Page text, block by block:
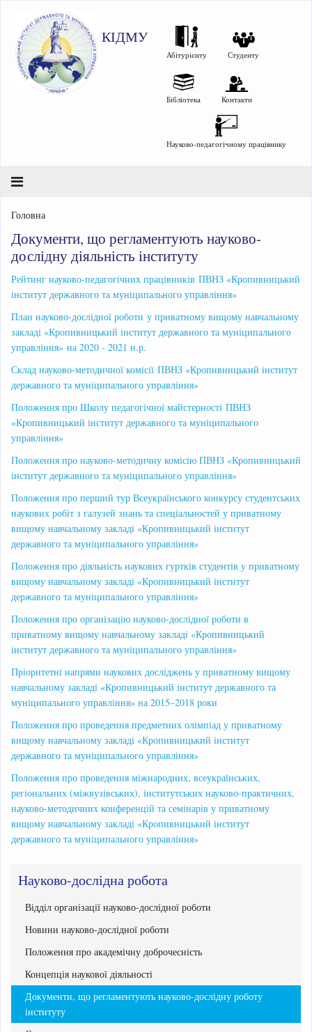
КІДМУ
Абітурієнту Студенту
Бібліотека Контакти
Науково-педагогічному працівнику
Головна
Документи, що регламентують науково-
дослідну діяльність інституту
Рейтинг науково-педагогічних працівників ПВНЗ «Кропивницький
інститут державного та муніципального управління»
План науково-дослідної роботи у приватному вищому навчальному
закладі «Кропивницький інститут державного та муніципального
управління» на 2020 - 2021 н.р.
Склад науково-методичної комісії ПВНЗ «Кропивницький інститут
державного та муніципального управління»
Положення про Школу педагогічної майстерності ПВНЗ
«Кропивницький інститут державного та муніципального
управління»
Положення про науково-методичну комісію ПВНЗ «Кропивницький
інститут державного та муніципального управління»
Положення про перший тур Всеукраїнського конкурсу студентських
наукових робіт з галузей знань та спеціальностей у приватному
вищому навчальному закладі «Кропивницький інститут
державного та муніципального управління»
Положення про діяльність наукових гуртків студентів у приватному
вищому навчальному закладі «Кропивницький інститут
державного та муніципального управління»
Положення про організацію науково-дослідної роботи в
приватному вищому навчальному закладі «Кропивницький
інститут державного та муніципального управління»
Пріоритетні напрями наукових досліджень у приватному вищому
навчальному закладі «Кропивницький інститут державного та
муніципального управління» на 2015–2018 роки
Положення про проведення предметних олімпіад у приватному
вищому навчальному закладі «Кропивницький інститут
державного та муніципального управління»
Положення про проведення міжнародних, всеукраїнських,
регіональних (міжвузівських), інститутських науково-практичних,
науково-методичних конференцій та семінарів у приватному
вищому навчальному закладі «Кропивницький інститут
державного та муніципального управління»
Науково-дослідна робота
Відділ організації науково-дослідної роботи
Новини науково-дослідної роботи
Положення про академічну доброчесність
Концепція наукової діяльності
Документи, що регламентують науково-дослідну роботу
інституту